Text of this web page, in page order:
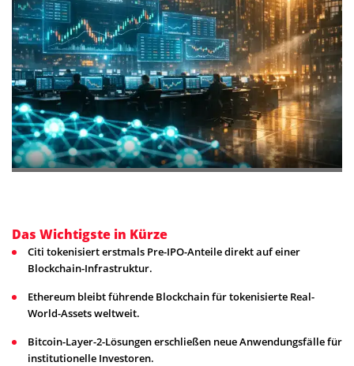
Das Wichtigste in Kürze
Citi tokenisiert erstmals Pre-IPO-Anteile direkt auf einer
Blockchain-Infrastruktur.
Ethereum bleibt führende Blockchain für tokenisierte Real-
World-Assets weltweit.
Bitcoin-Layer-2-Lösungen erschließen neue Anwendungsfälle für
institutionelle Investoren.